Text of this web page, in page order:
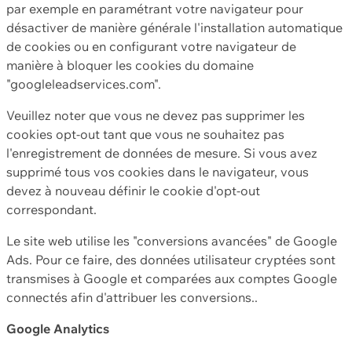
par exemple en paramétrant votre navigateur pour
désactiver de manière générale l'installation automatique
de cookies ou en configurant votre navigateur de
manière à bloquer les cookies du domaine
"googleleadservices.com".
Veuillez noter que vous ne devez pas supprimer les
cookies opt-out tant que vous ne souhaitez pas
l'enregistrement de données de mesure. Si vous avez
supprimé tous vos cookies dans le navigateur, vous
devez à nouveau définir le cookie d'opt-out
correspondant.
Le site web utilise les "conversions avancées" de Google
Ads. Pour ce faire, des données utilisateur cryptées sont
transmises à Google et comparées aux comptes Google
connectés afin d'attribuer les conversions..
Google Analytics